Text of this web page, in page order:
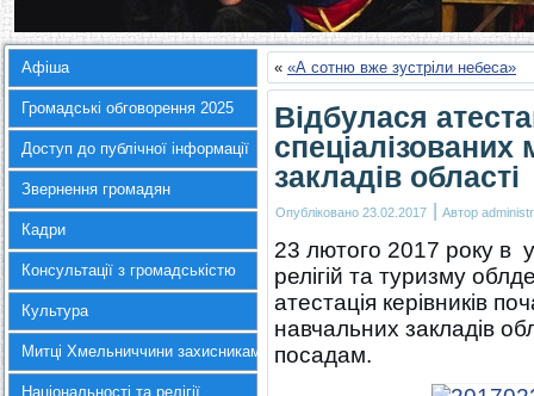
Афіша
Громадські обговорення 2025
Доступ до публічної інформації
Звернення громадян
Кадри
Консультації з громадськістю
Культура
Митці Хмельниччини захисникам України
Національності та релігії
« «А сотню вже зустріли небеса»
Відбулася
закладів області
Опубліковано 23.02.2017 | Автор
23 лютого 2017 року в
релігій та туризму
атестація керівників
навчальних закладів
посадам.